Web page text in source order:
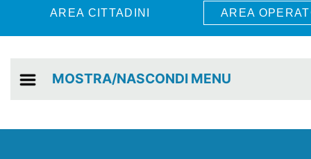
AREA CITTADINI AREA
MOSTRA/NASCONDI MENU